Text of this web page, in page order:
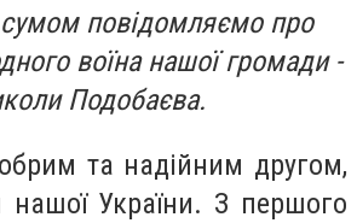
повідомляємо про
воїна нашої громади -
Подобаєва.
та надійним другом,
нашої України. З першого